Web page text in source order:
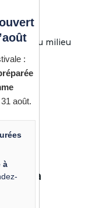
abrité
ou milieu
à
:
août.
à